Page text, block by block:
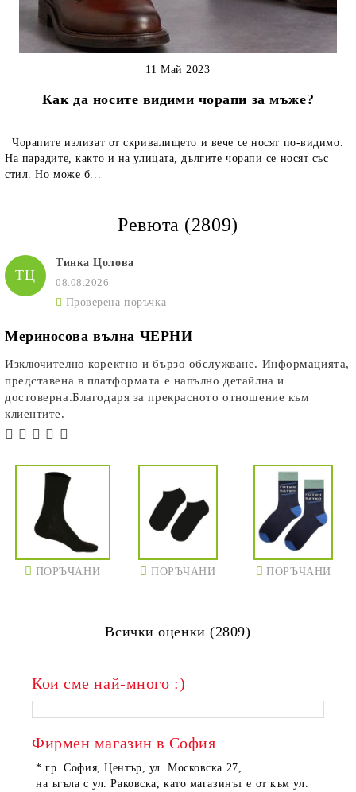
Как да носите видими чорапи за мъже?
11 Май 2023
Чорапите излизат от скривалището и вече се носят по-видимо.
На парадите, както и на улицата, дългите чорапи се носят със
стил. Но може б...
Ревюта (2809)
ТЦ
Тинка Цолова
08.08.2026
Проверена поръчка
Мериносова вълна ЧЕРНИ
Изключително коректно и бързо обслужване. Информацията,
представена в платформата е напълно детайлна и
достоверна.Благодаря за прекрасното отношение към
клиентите.
ПОРЪЧАНИ ПОРЪЧАНИ ПОРЪЧАНИ
ПОРЪЧАНИ
Всички оценки (2809)
Кои сме най-много :)
Фирмен магазин в София
* гр. София, Център, ул. Московска 27,
на ъгъла с ул. Раковска, като магазинът е от към ул.